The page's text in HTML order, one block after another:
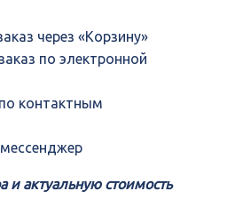
через «Корзину»
по электронной
контактным
и актуальную стоимость